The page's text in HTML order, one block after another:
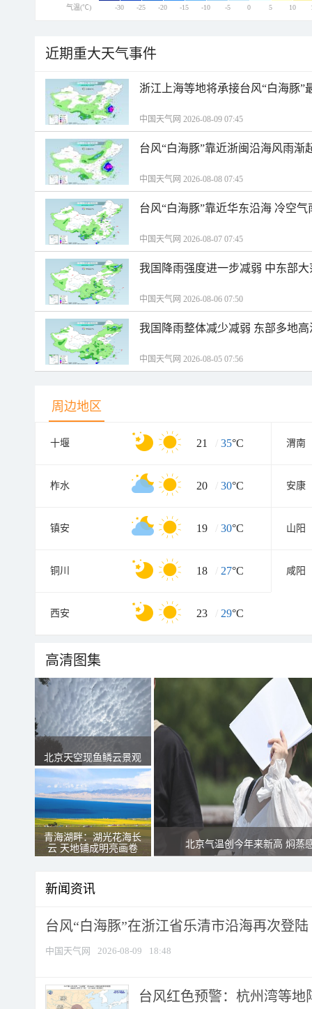
气温(℃) -30 -25 -20 -15 -10 -5 0 5 10
近期重大天气事件
浙江上海等地将承接台风“白海豚”
中国天气网 2026-08-09 07:45
台风“白海豚”靠近浙闽沿海风雨渐
中国天气网 2026-08-08 07:45
台风“白海豚”靠近华东沿海 冷空
中国天气网 2026-08-07 07:45
我国降雨强度进一步减弱 中东部
中国天气网 2026-08-06 07:50
我国降雨整体减少减弱 东部多地
中国天气网 2026-08-05 07:56
周边地区
十堰 21 / 35°C 渭南
柞水 20 / 30°C 安康
镇安 19 / 30°C 山阳
铜川 18 / 27°C 咸阳
西安 23 / 29°C
高清图集
北京天空现鱼鳞云景观
青海湖畔：湖光花海长
云 天地铺成明亮画卷
北京气温创今年来新高 焖蒸
新闻资讯
台风“白海豚”在浙江省乐清市沿海再次登陆
中国天气网 2026-08-09 18:48
台风红色预警：杭州湾等地